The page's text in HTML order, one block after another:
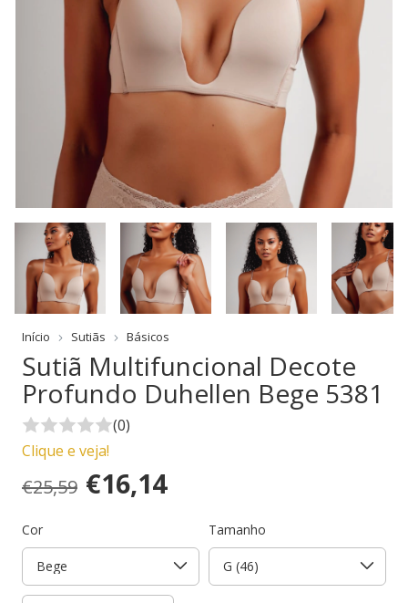
Início Sutiãs Básicos
Sutiã Multifuncional Decote
Profundo Duhellen Bege 5381
(0)
Clique e veja!
€25,59 €16,14
Cor Tamanho